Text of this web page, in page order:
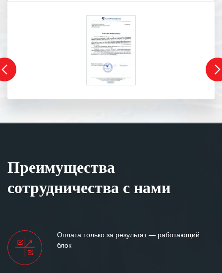
Преимущества
сотрудничества с нами
Оплата только за результат — работающий
блок